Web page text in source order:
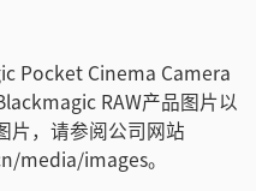
Pocket Cinema Camera
RAW产品图片以
片，请参阅公司网站
media/images。